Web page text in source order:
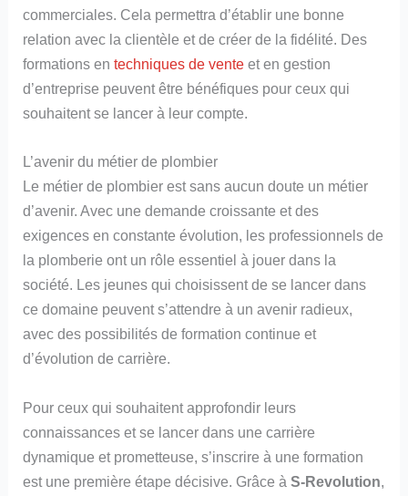
commerciales. Cela permettra d’établir une bonne
relation avec la clientèle et de créer de la fidélité. Des
formations entechniques de vente et en gestion
d’entreprise peuvent être bénéfiques pour ceux qui
souhaitent se lancer à leur compte.
L’avenir du métier de plombier
Le métier de plombier est sans aucun doute un métier
d’avenir. Avec une demande croissante et des
exigences en constante évolution, les professionnels de
la plomberie ont un rôle essentiel à jouer dans la
société. Les jeunes qui choisissent de se lancer dans
ce domaine peuvent s’attendre à un avenir radieux,
avec des possibilités de formation continue et
d’évolution de carrière.
Pour ceux qui souhaitent approfondir leurs
connaissances et se lancer dans une carrière
dynamique et prometteuse, s’inscrire à une formation
est une première étape décisive. Grâce àS-Revolution